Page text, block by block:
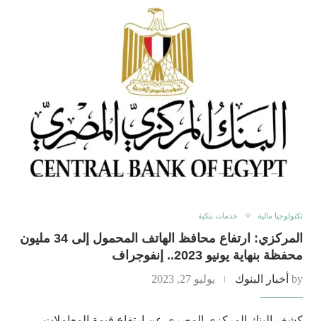
تكنولوجيا مالية خدمات بنكية
المركزي: ارتفاع محافظ الهاتف المحمول إلى 34 مليون
محفظة بنهاية يونيو 2023.. إنفوجراف
by أخبار البنوك يوليو 27, 2023